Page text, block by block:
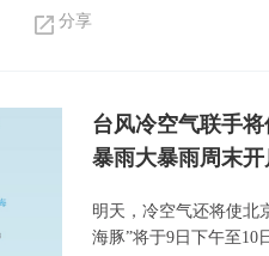
分享
台风冷空气联手
暴雨大暴雨周末开
明天，冷空气还将使北
海豚”将于9日下午至10